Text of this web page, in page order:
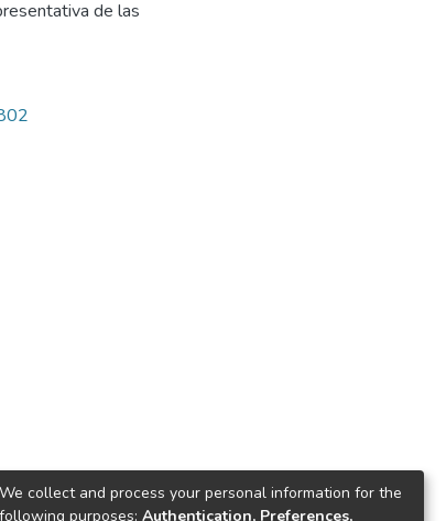
de las
We collect and process your personal information for the
following purposes: Authentication, Preferences,